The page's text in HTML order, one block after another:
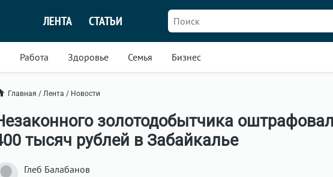
ЛЕНТА СТАТЬИ
Работа Здоровье Семья Бизнес
Главная / Лента / Новости
золотодобытчика
тысяч рублей в Забайкалье
Глеб Балабанов